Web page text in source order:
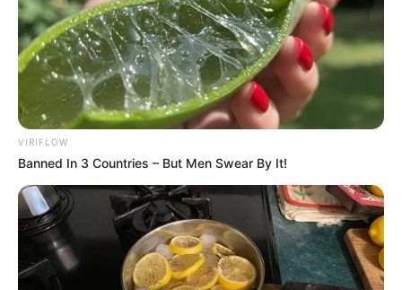
VIRIFLOW
Banned In 3 Countries – But Men Swear By It!